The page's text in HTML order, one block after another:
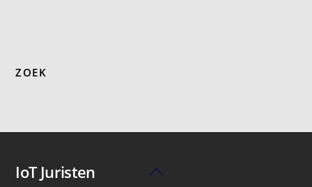
ZOEK
Back
IoT Juristen